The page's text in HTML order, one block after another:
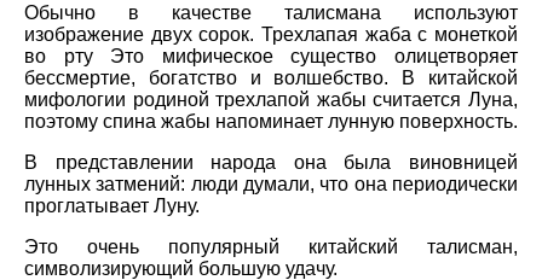
Обычно в качестве талисмана используют
изображение двух сорок. Трехлапая жаба с монеткой
во рту Это мифическое существо олицетворяет
бессмертие, богатство и волшебство. В китайской
мифологии родиной трехлапой жабы считается Луна,
поэтому спина жабы напоминает лунную поверхность.
В представлении народа она была виновницей
лунных затмений: люди думали, что она периодически
проглатывает Луну.
Это очень популярный китайский талисман,
символизирующий большую удачу.